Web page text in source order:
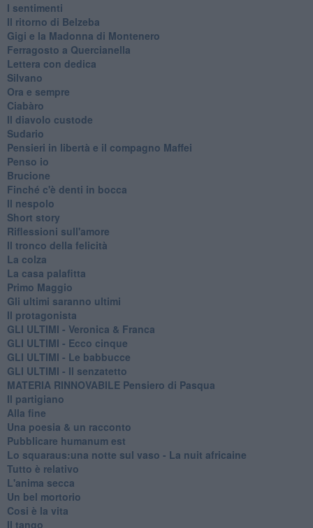
I sentimenti
Il ritorno di Belzeba
Gigi e la Madonna di Montenero
Ferragosto a Quercianella
Lettera con dedica
Silvano
Ora e sempre
Ciabàro
Il diavolo custode
Sudario
Pensieri in libertà e il compagno Maffei
Penso io
Brucione
Finché c'è denti in bocca
Il nespolo
Short story
Riflessioni sull'amore
Il tronco della felicità
La colza
La casa palafitta
Primo Maggio
Gli ultimi saranno ultimi
Il protagonista
GLI ULTIMI - Veronica & Franca
GLI ULTIMI - Ecco cinque
GLI ULTIMI - Le babbucce
GLI ULTIMI - Il senzatetto
MATERIA RINNOVABILE Pensiero di Pasqua
Il partigiano
Alla fine
Una poesia & un racconto
Pubblicare humanum est
Lo squaraus:una notte sul vaso - La nuit africaine
Tutto è relativo
L'anima secca
Un bel mortorio
Cosi è la vita
Il tango